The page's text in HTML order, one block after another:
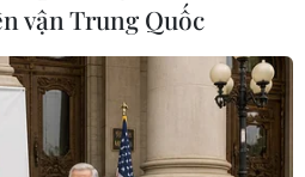
vận Trung Quốc